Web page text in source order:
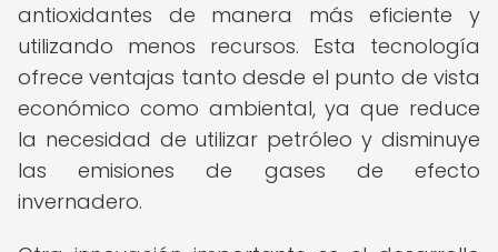
antioxidantes de manera más eficiente y
utilizando menos recursos. Esta tecnología
ofrece ventajas tanto desde el punto de vista
económico como ambiental, ya que reduce
la necesidad de utilizar petróleo y disminuye
las emisiones de gases de efecto
invernadero.